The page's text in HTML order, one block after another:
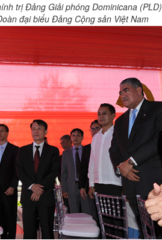
trị Đảng Giải phóng Dominicana (PLD)
đại biểu Đảng Cộng sản Việt Nam